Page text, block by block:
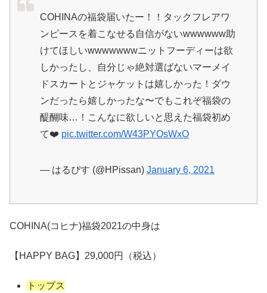
COHINAの福袋届いたー！！タックフレアワ
ンピースを着こなせる自信がないwwwwww助
けてほしいwwwwwwwニットフーディーは欲
しかったし、自分じゃ絶対選ばないマーメイ
ドスカートとジャケットは嬉しかった！ダウ
ンだったら嬉しかったな〜でもこれぞ福袋の
醍醐味…！こんなに欲しいと思えた福袋初め
て❤️ pic.twitter.com/W43PYOsWxO
— はるぴす (@HPissan) January 6, 2021
COHINA(コヒナ)福袋2021の中身は
【HAPPY BAG】29,000円（税込）
トップス